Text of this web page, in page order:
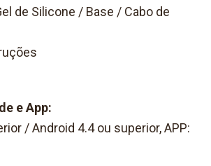
de Silicone / Base / Cabo de
e App:
/ Android 4.4 ou superior, APP: